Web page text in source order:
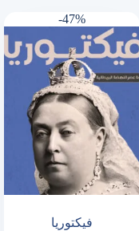
-47%
فيكتوريا